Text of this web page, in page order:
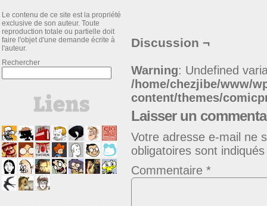
Le contenu de ce site est la propriété
exclusive de son auteur. Toute
reproduction totale ou partielle doit
faire l'objet d'une demande écrite à
l'auteur.
Rechercher
Discussion ¬
Warning: Undefined
/home/chezjibe/www/
content/themes/
Laisser un
Votre adresse e-mail ne
obligatoires sont
Commentaire *